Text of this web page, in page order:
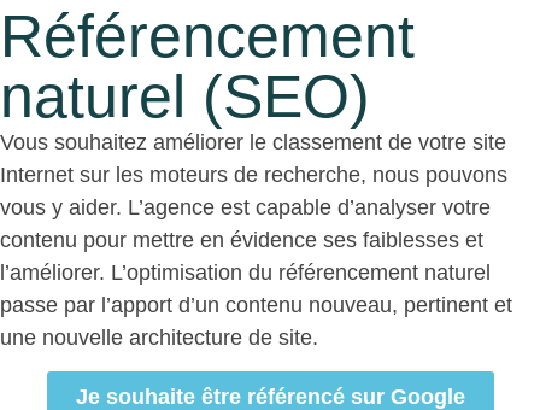
Référencement
naturel (SEO)
Vous souhaitez améliorer le classement de votre site
Internet sur les moteurs de recherche, nous pouvons
vous y aider. L’agence est capable d’analyser votre
contenu pour mettre en évidence ses faiblesses et
l’améliorer. L’optimisation du référencement naturel
passe par l’apport d’un contenu nouveau, pertinent et
une nouvelle architecture de site.
Je souhaite être référencé sur Google